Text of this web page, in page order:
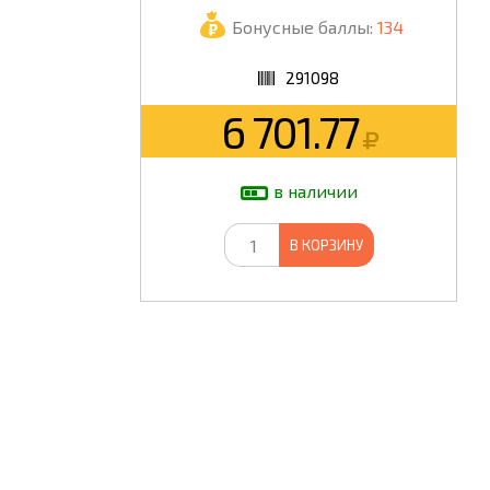
ШКОЛА
Бонусные баллы: 134
291098
6 701.77
в наличии
В КОРЗИНУ